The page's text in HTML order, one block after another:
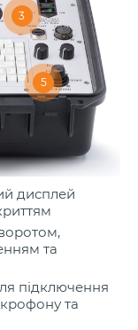
3
5
дисплей
та
підключення
та